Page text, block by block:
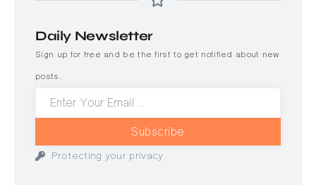
Daily Newsletter
Sign up for free and be the first to get notified about new
posts.
Subscribe
Protecting your privacy